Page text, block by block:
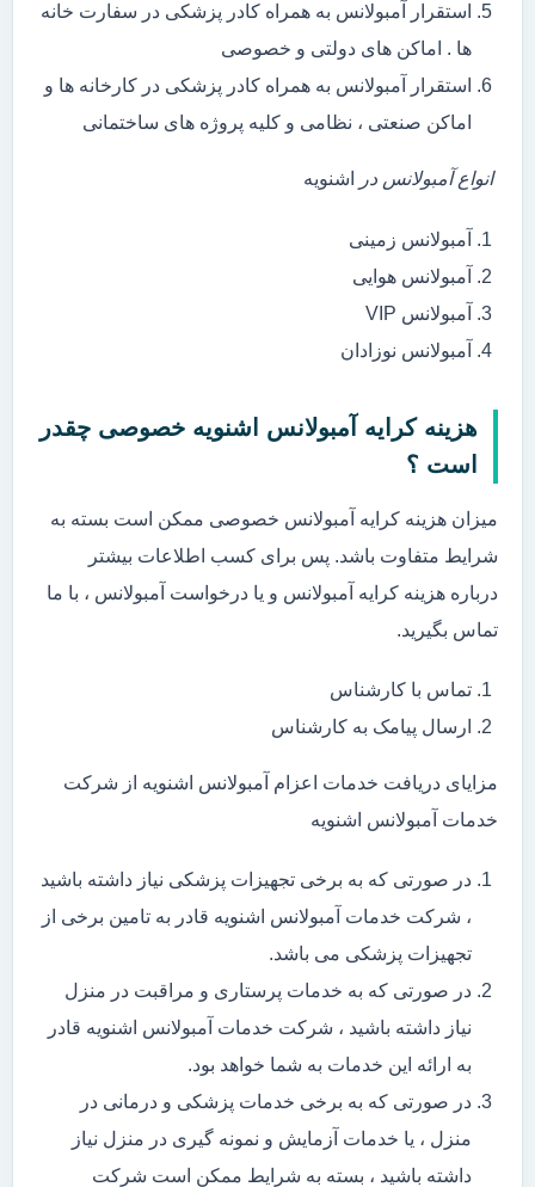
استقرار آمبولانس به همراه کادر پزشکی در سفارت خانه
ها . اماکن های دولتی و خصوصی
استقرار آمبولانس به همراه کادر پزشکی در کارخانه ها و
اماکن صنعتی ، نظامی و کلیه پروژه های ساختمانی
انواع آمبولانس در اشنویه
آمبولانس زمینی
آمبولانس هوایی
آمبولانس VIP
آمبولانس نوزادان
هزینه کرایه آمبولانس اشنویه خصوصی چقدر
است ؟
میزان هزینه کرایه آمبولانس خصوصی ممکن است بسته به
شرایط متفاوت باشد. پس برای کسب اطلاعات بیشتر
درباره هزینه کرایه آمبولانس و یا درخواست آمبولانس ، با ما
تماس بگیرید.
تماس با کارشناس
ارسال پیامک به کارشناس
مزایای دریافت خدمات اعزام آمبولانس اشنویه از شرکت
خدمات آمبولانس اشنویه
در صورتی که به برخی تجهیزات پزشکی نیاز داشته باشید
، شرکت خدمات آمبولانس اشنویه قادر به تامین برخی از
تجهیزات پزشکی می باشد.
در صورتی که به خدمات پرستاری و مراقبت در منزل
نیاز داشته باشید ، شرکت خدمات آمبولانس اشنویه قادر
به ارائه این خدمات به شما خواهد بود.
در صورتی که به برخی خدمات پزشکی و درمانی در
منزل ، یا خدمات آزمایش و نمونه گیری در منزل نیاز
داشته باشید ، بسته به شرایط ممکن است شرکت